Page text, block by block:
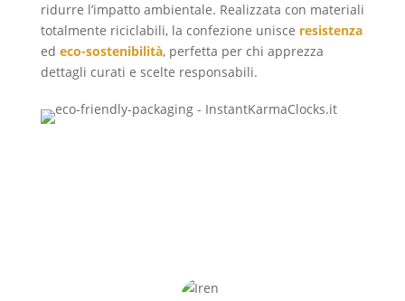
ridurre l’impatto ambientale. Realizzata con materiali
totalmente riciclabili, la confezione unisce resistenza
ed eco-sostenibilità, perfetta per chi apprezza
dettagli curati e scelte responsabili.